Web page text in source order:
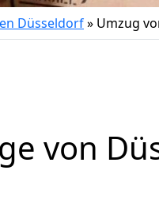
Düsseldorf» Umzug
von